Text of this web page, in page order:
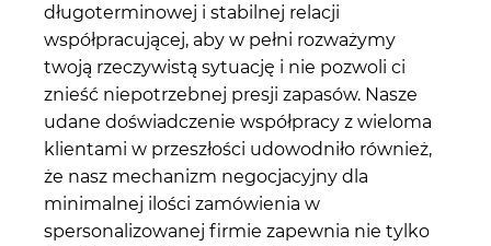
długoterminowej i stabilnej relacji
współpracującej, aby w pełni rozważymy
twoją rzeczywistą sytuację i nie pozwoli ci
znieść niepotrzebnej presji zapasów. Nasze
udane doświadczenie współpracy z wieloma
klientami w przeszłości udowodniło również,
że nasz mechanizm negocjacyjny dla
minimalnej ilości zamówienia w
spersonalizowanej firmie zapewnia nie tylko